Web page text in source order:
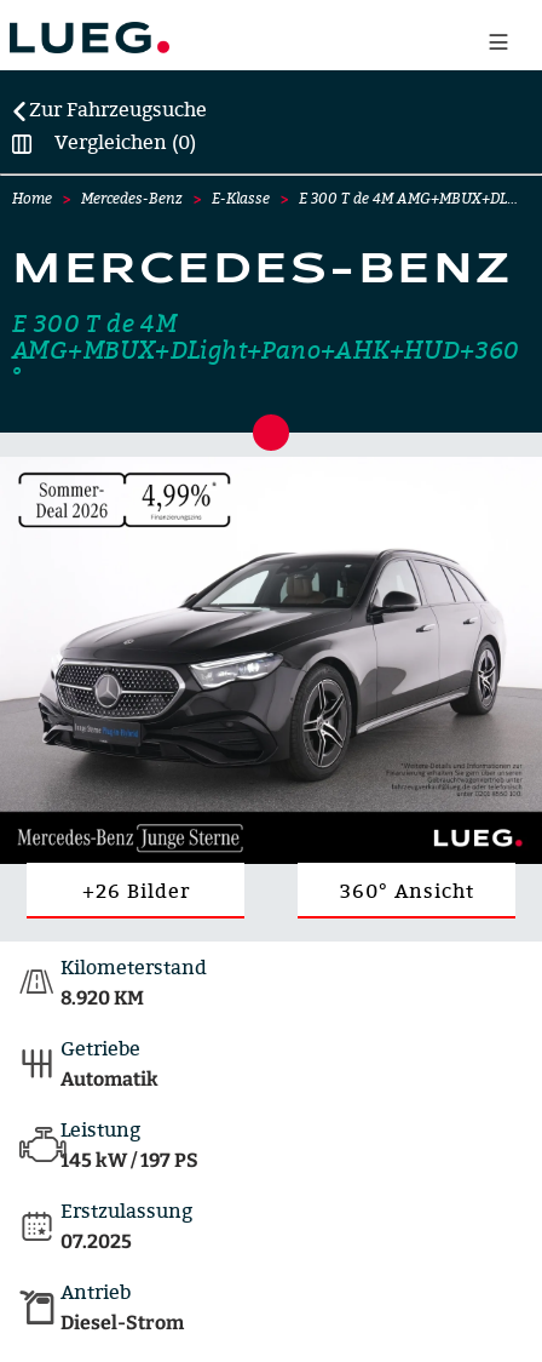
Zur Fahrzeugsuche
Vergleichen (0)
Home Mercedes-Benz E-Klasse E 300 T de 4M AMG+MBUX+DL…
MERCEDES-BENZ
E 300 T de 4M
AMG+MBUX+DLight+Pano+AHK+HUD+360
°
+26 Bilder 360° Ansicht
Kilometerstand
8.920 KM
Getriebe
Automatik
Leistung
145 kW / 197 PS
Erstzulassung
07.2025
Antrieb
Diesel-Strom